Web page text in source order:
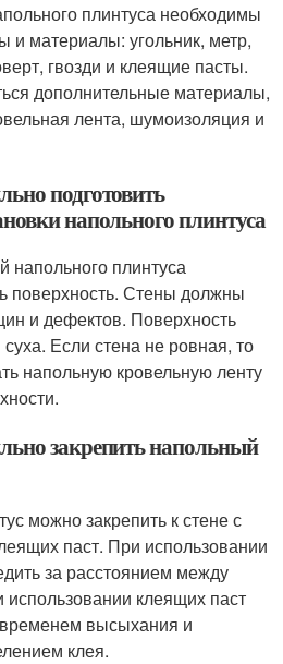
плинтуса необходимы
и материалы: угольник, метр,
гвозди и клеящие пасты.
дополнительные материалы,
лента, шумоизоляция и
подготовить
напольного плинтуса
напольного плинтуса
поверхность. Стены должны
и дефектов. Поверхность
Если стена не ровная, то
напольную кровельную ленту
закрепить напольный
можно закрепить к стене с
паст. При использовании
за расстоянием между
клеящих паст
высыхания и
клея.